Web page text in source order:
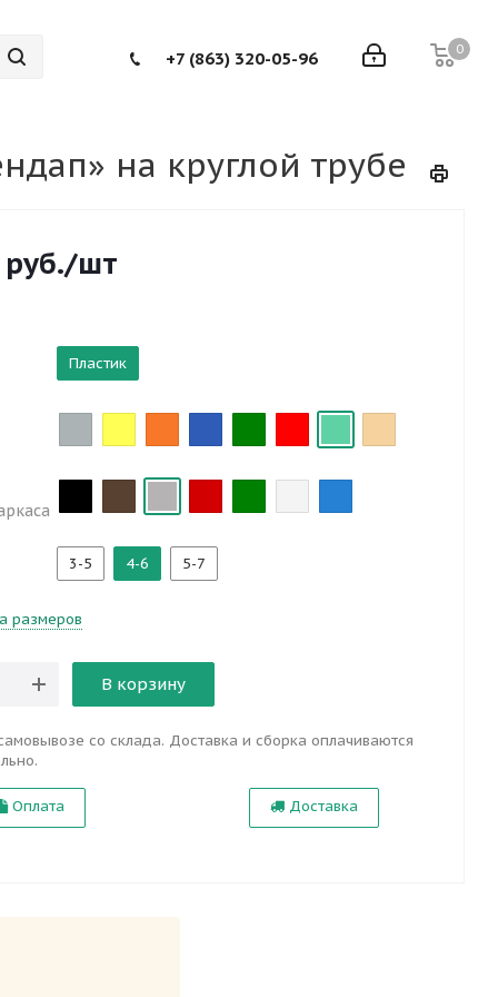
0
+7 (863) 320-05-96
на круглой трубе
/шт
Пластик
3-5 4-6 5-7
размеров
В корзину
со склада. Доставка и сборка оплачиваются
Оплата Доставка